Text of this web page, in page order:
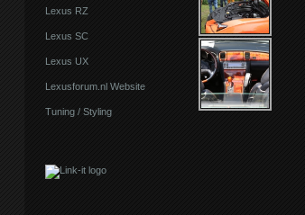
Lexus RZ
Lexus SC
Lexus UX
Lexusforum.nl Website
Tuning / Styling